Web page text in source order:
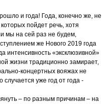
и года! Года, конечно же, не
пойдет речь, хотя
мы на сей раз не будем,
же Нового 2019 года
интенсивность «эксклюзивной»
жизни традиционно замирает,
концертных вояжах не
случается уже год от года -
– по разным причинам – на